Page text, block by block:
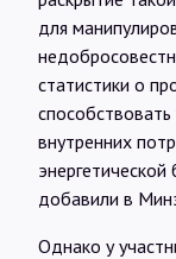
для
статистики о
внутренних
добавили в
Однако у